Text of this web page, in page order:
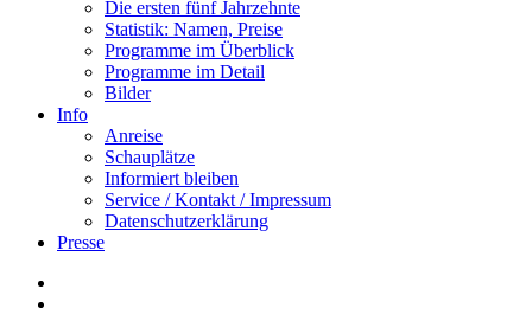
Die ersten fünf Jahrzehnte
Statistik: Namen, Preise
Programme im Überblick
Programme im Detail
Bilder
Info
Anreise
Schauplätze
Informiert bleiben
Service / Kontakt / Impressum
Datenschutzerklärung
Presse